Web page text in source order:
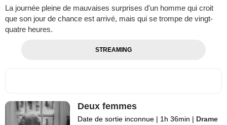
La journée pleine de mauvaises surprises d'un homme qui croit
que son jour de chance est arrivé, mais qui se trompe de vingt-
quatre heures.
STREAMING
Deux femmes
Date de sortie inconnue | 1h 36min | Drame